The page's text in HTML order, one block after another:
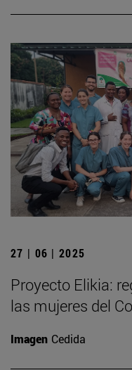
27 | 06 | 2025
Proyecto Elikia:
las mujeres del
Imagen Cedida